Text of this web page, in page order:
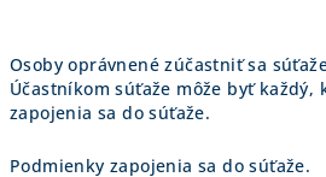
Osoby oprávnené zúčastniť sa
Účastníkom súťaže môže byť
zapojenia sa do súťaže.
Podmienky zapojenia sa do súťaže.